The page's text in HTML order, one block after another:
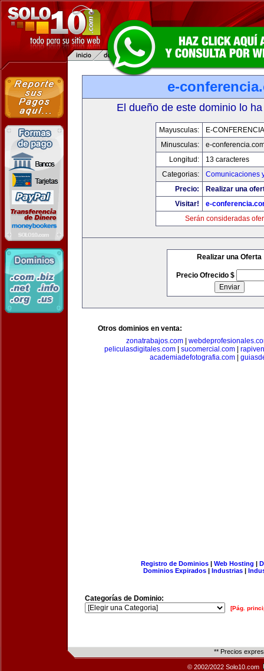
e-
El dueño de este dominio lo
Mayusculas:
E-
Minusculas:
e-
Longitud:
13 caracteres
Categorias:
Comunicaciones
Precio:
Realizar una
Visitar!
e-
Serán consideradas
Realizar una Oferta
Precio Ofrecido $
Otros dominios en venta:
zonatrabajos.com|
peliculasdigitales.com
sucomercial.com
academiadefotografia.com
Registro de Dominios| Web Hosting |
Dominios Expirados | Industrias |
Categorías de Dominio:
[Pág.
** Precios
© 2002/2022 Solo10.com